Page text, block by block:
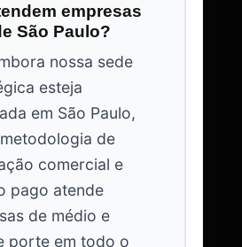
empresas
São Paulo?
nossa sede
esteja
em São Paulo,
de
comercial e
pago atende
de médio e
porte em todo o